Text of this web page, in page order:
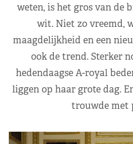
weten, is het gros van de
wit. Niet zo vreemd,
maagdelijkheid en een
ook de trend. Sterker
hedendaagse A-royal
liggen op haar grote dag.
trouwde met